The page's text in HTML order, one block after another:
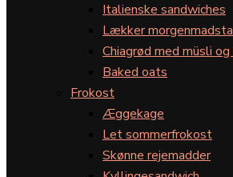
Italienske sandwiches
Lækker
Chiagrød med müsli
Baked oats
Frokost
Æggekage
Let sommerfrokost
Skønne rejemadder